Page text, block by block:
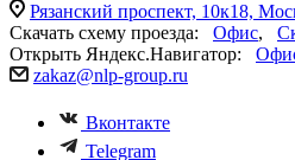
Рязанский проспект, 10к18,
Скачать схему проезда: Офис,
Открыть Яндекс.Навигатор:
zakaz@nlp-group.ru
Вконтакте
Telegram